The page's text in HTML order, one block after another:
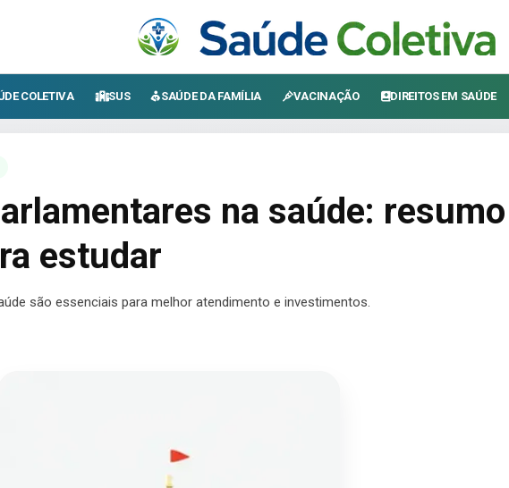
COLETIVA SUS SAÚDE DA FAMÍLIA VACINAÇÃO DIREITOS EM SAÚDE
na saúde: resumo
estudar
são essenciais para melhor atendimento e investimentos.